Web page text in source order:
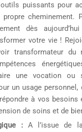
puissants pour
cheminement.
dès
votre vie !
transformateur du
une vocation ou
un usage
à vos besoins
de soins et de
:A l’issue de